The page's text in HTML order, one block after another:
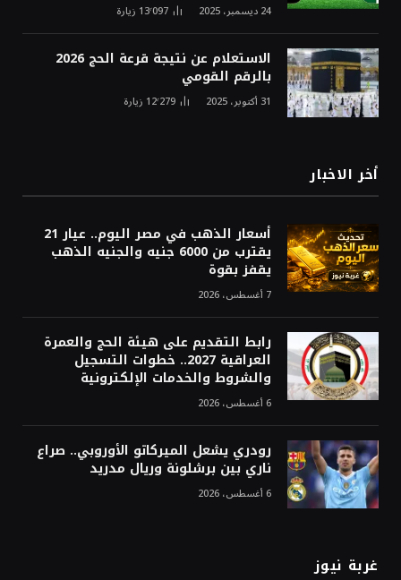
24 ديسمبر، 2025 13٬097 زيارة
الاستعلام عن نتيجة قرعة الحج 2026
بالرقم القومي
31 أكتوبر، 2025 12٬279 زيارة
أخر الاخبار
أسعار الذهب في مصر اليوم.. عيار 21
يقترب من 6000 جنيه والجنيه الذهب
يقفز بقوة
7 أغسطس، 2026
رابط التقديم على هيئة الحج والعمرة
العراقية 2027.. خطوات التسجيل
والشروط والخدمات الإلكترونية
6 أغسطس، 2026
رودري يشعل الميركاتو الأوروبي.. صراع
ناري بين برشلونة وريال مدريد
6 أغسطس، 2026
غربة نيوز